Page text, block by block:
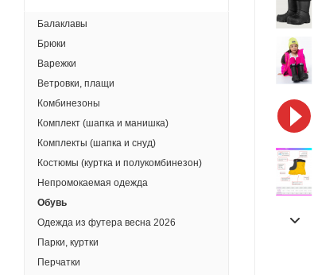
Балаклавы
Брюки
Варежки
Ветровки, плащи
Комбинезоны
Комплект (шапка и манишка)
Комплекты (шапка и снуд)
Костюмы (куртка и полукомбинезон)
Непромокаемая одежда
Обувь
Одежда из футера весна 2026
Парки, куртки
Перчатки